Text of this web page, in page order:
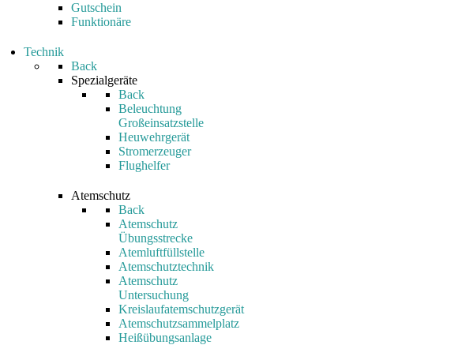
Gutschein
Funktionäre
Technik
Back
Spezialgeräte
Back
Beleuchtung
Großeinsatzstelle
Heuwehrgerät
Stromerzeuger
Flughelfer
Atemschutz
Back
Atemschutz
Übungsstrecke
Atemluftfüllstelle
Atemschutztechnik
Atemschutz
Untersuchung
Kreislaufatemschutzgerät
Atemschutzsammelplatz
Heißübungsanlage